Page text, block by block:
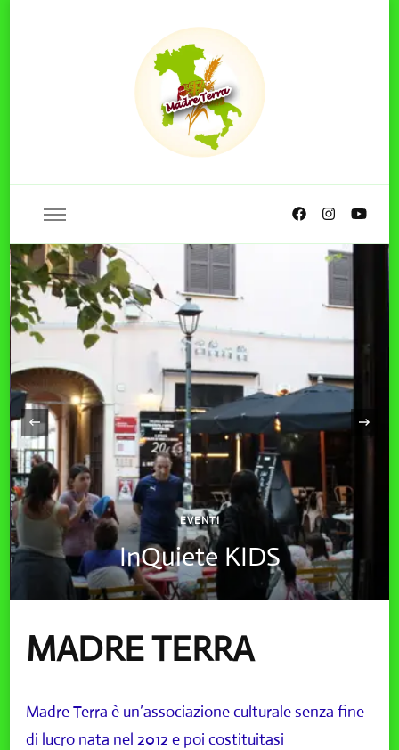
EVENTI
InQuiete KIDS
‹
MADRE TERRA
Madre Terra è un’associazione culturale senza fine
di lucro nata nel 2012 e poi costituitasi